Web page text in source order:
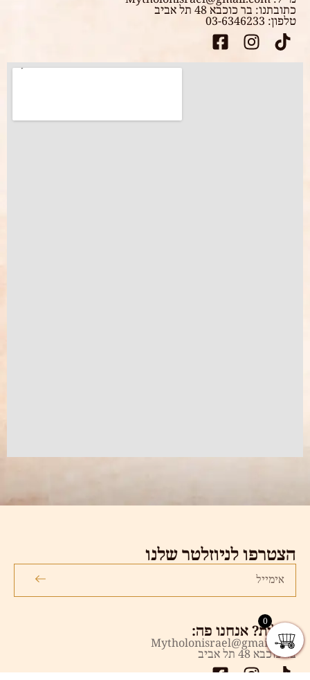
כתובתנו: בר כוכבא 48 תל אביב
טלפון: 03-6346233
הצטרפו לניוזלטר שלנו
שאלות? אנחנו פה:
Mytholonisrael@gmail.com
בר כוכבא 48 תל אביב
0